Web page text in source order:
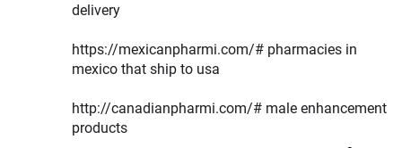
delivery
https://mexicanpharmi.com/# pharmacies in
mexico that ship to usa
http://canadianpharmi.com/# male enhancement
products